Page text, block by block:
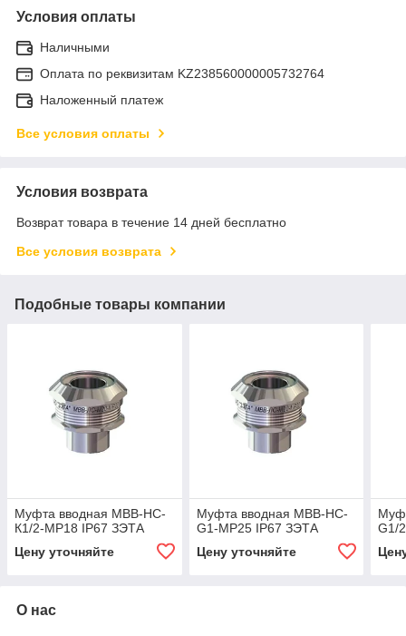
Условия оплаты
Наличными
Оплата по реквизитам KZ238560000005732764
Наложенный платеж
Все условия оплаты
Условия возврата
Возврат товара в течение 14 дней бесплатно
Все условия возврата
Подобные товары компании
Муфта вводная МВВ-НС-
К1/2-МР18 IP67 ЗЭТА
Цену уточняйте
Муфта вводная МВВ-НС-
G1-МР25 IP67 ЗЭТА
Цену уточняйте
G1/
О нас